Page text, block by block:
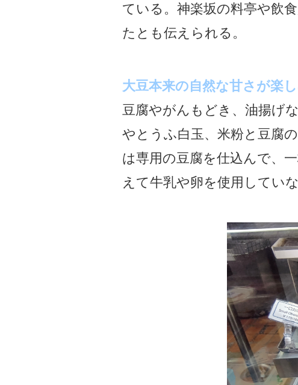
ている。神楽坂の料亭や飲
たとも伝えられる。
大豆本来の自然な甘さが楽
豆腐やがんもどき、油揚げ
やとうふ白玉、米粉と豆腐
は専用の豆腐を仕込んで、
えて牛乳や卵を使用してい